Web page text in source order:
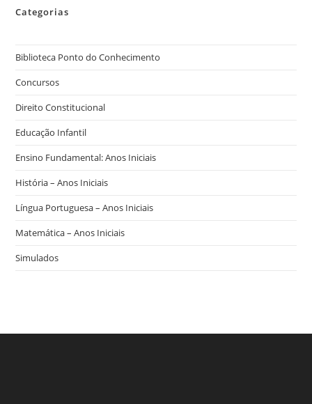
Categorias
Biblioteca Ponto do Conhecimento
Concursos
Direito Constitucional
Educação Infantil
Ensino Fundamental: Anos Iniciais
História – Anos Iniciais
Língua Portuguesa – Anos Iniciais
Matemática – Anos Iniciais
Simulados